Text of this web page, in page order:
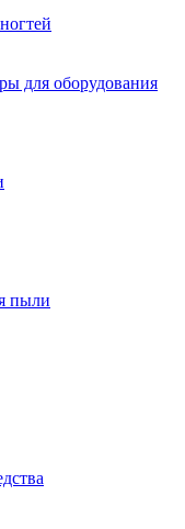
для оборудования
пыли